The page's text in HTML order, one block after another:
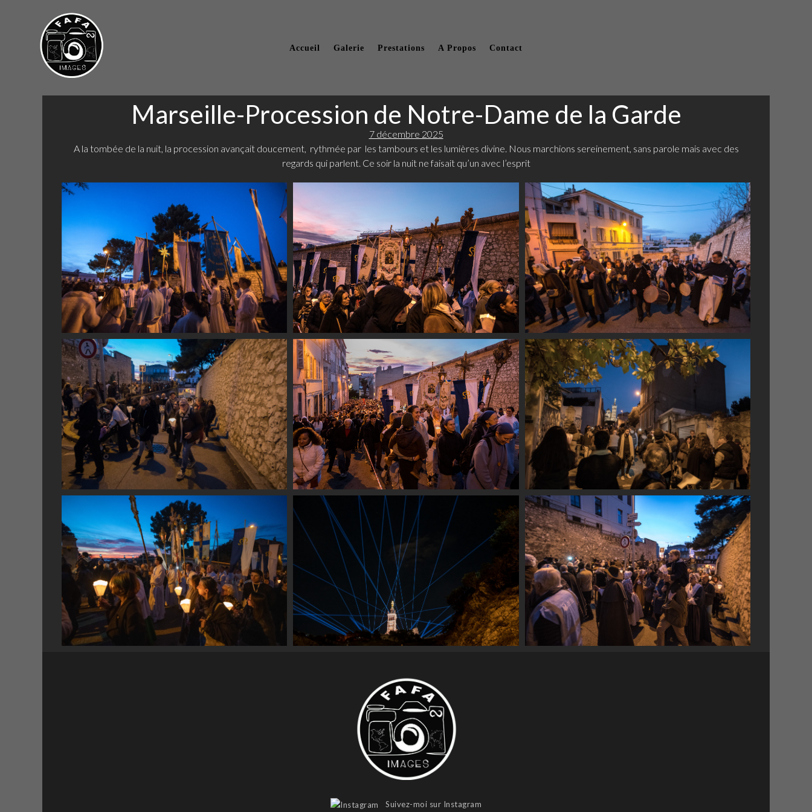
Accueil Galerie Prestations A Propos Contact
Marseille-Procession de Notre-Dame de la Garde
7 décembre 2025
A la tombée de la nuit, la procession avançait doucement, rythmée par les tambours et les lumières divine. Nous marchions sereinement, sans parole mais avec des
regards qui parlent. Ce soir la nuit ne faisait qu’un avec l’esprit
Suivez-moi sur Instagram